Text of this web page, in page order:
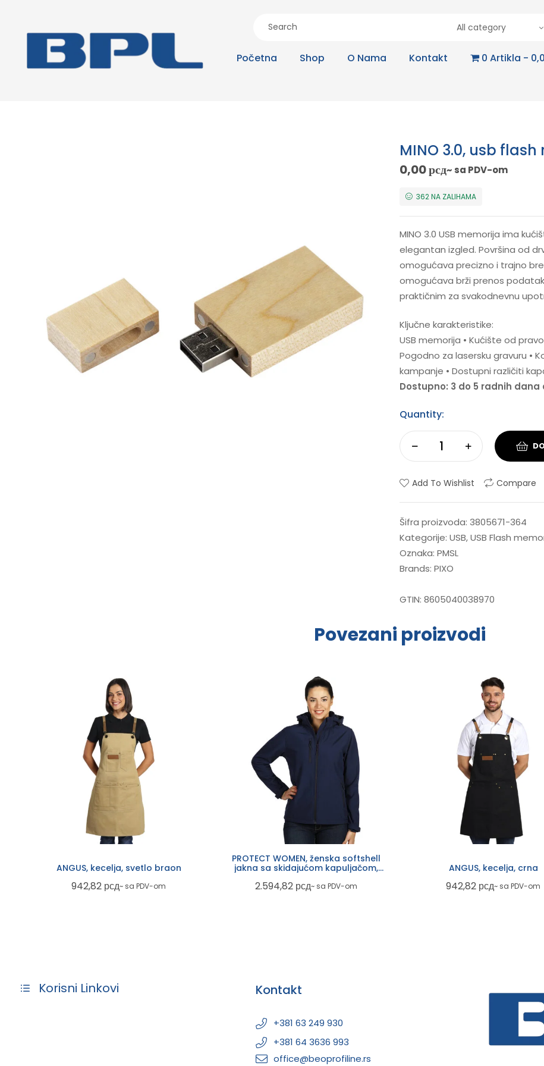
All category
Početna Shop O Nama Kontakt 0 Artikla
MINO 3.0, usb
0,00рсд~ sa PDV-om
362 NA ZALIHAMA
MINO 3.0 USB memorija ima
elegantan izgled. Površina od
omogućava precizno i trajno
omogućava brži prenos
praktičnim za svakodnevnu
Ključne karakteristike:
USB memorija • Kućište od
Pogodno za lasersku gravuru •
kampanje • Dostupni različiti
Dostupno: 3 do 5 radnih
Quantity:
Add To Wishlist Compare
Šifra proizvoda: 3805671-364
Kategorije: USB,USB Flash
Oznaka: PMSL
Brands: PIXO
GTIN: 8605040038970
Povezani proizvodi
ANGUS, kecelja, svetlo braon
942,82 рсд~ sa PDV-om
PROTECT WOMEN, ženska softshell
jakna sa skidajućom kapuljačom,
2.594,82 рсд~ sa PDV-om
ANGUS, kecelja, crna
942,82 рсд~ sa PDV-om
Korisni Linkovi Kontakt
+381 63 249 930
+381 64 3636 993
office@beoprofiline.rs